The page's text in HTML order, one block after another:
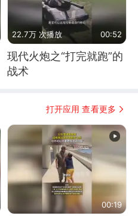
22.7万 次播放 00:52
现代火炮之“打完就跑”的
战术
打开应用 查看更多
00:19